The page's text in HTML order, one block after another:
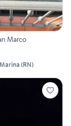
Marco
(RN)